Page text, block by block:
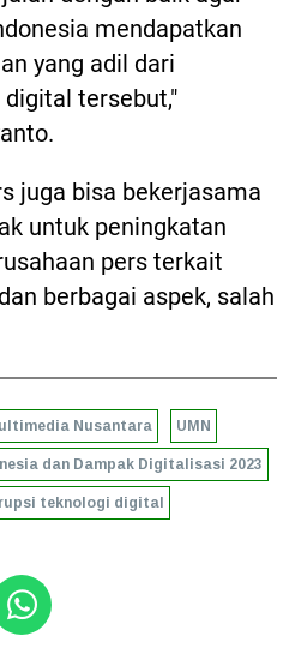
mendapatkan
yang adil dari
tersebut,"
juga bisa bekerjasama
untuk peningkatan
pers terkait
berbagai aspek, salah
Nusantara UMN
dan Dampak Digitalisasi 2023
teknologi digital